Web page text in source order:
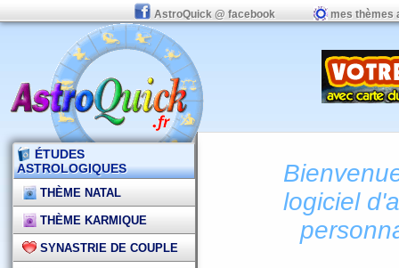
AstroQuick @ facebook mes thèmes
ÉTUDES
ASTROLOGIQUES
THÈME NATAL
THÈME KARMIQUE
SYNASTRIE DE COUPLE
logiciel